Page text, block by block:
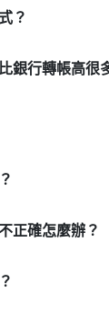
？
銀行轉帳高很
正確怎麼辦？